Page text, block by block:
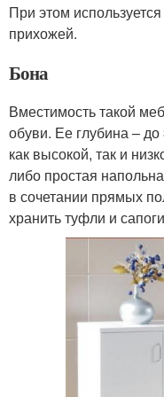
При этом
прихожей.
Бона
Вместимость такой
обуви. Ее глубина –
как высокой, так и
либо простая
в сочетании прямых
хранить туфли и